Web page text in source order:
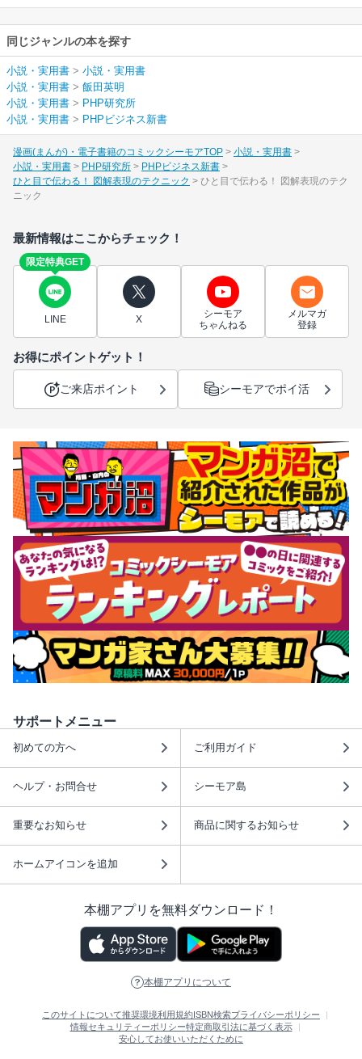
同じジャンルの本を探す
小説・実用書 > 小説・実用書
小説・実用書 > 飯田英明
小説・実用書 > PHP研究所
小説・実用書 > PHPビジネス新書
漫画(まんが)・電子書籍のコミックシーモアTOP
小説・実用書
小説・実用書
PHP研究所
PHPビジネス新書
ひと目で伝わる！ 図解表現のテクニック
ひと目で伝わる！ 図解表現のテク
ニック
最新情報はここからチェック！
限定特典GET
LINE X
シーモア
ちゃんねる
メルマガ
登録
お得にポイントゲット！
ご来店ポイント シーモアでポイ活
サポートメニュー
初めての方へ ご利用ガイド
ヘルプ・お問合せ シーモア島
重要なお知らせ 商品に関するお知らせ
ホームアイコンを追加
本棚アプリを無料ダウンロード！
本棚アプリについて
このサイトについて推奨環境利用規約ISBN検索プライバシーポリシー
情報セキュリティーポリシー特定商取引法に基づく表示
安心してお使いいただくために